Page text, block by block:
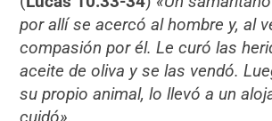
por allí se acercó al hombre y, al
compasión por él. Le curó las
aceite de oliva y se las vendó.
su propio animal, lo llevó a un